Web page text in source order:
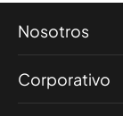
Nosotros
Corporativo